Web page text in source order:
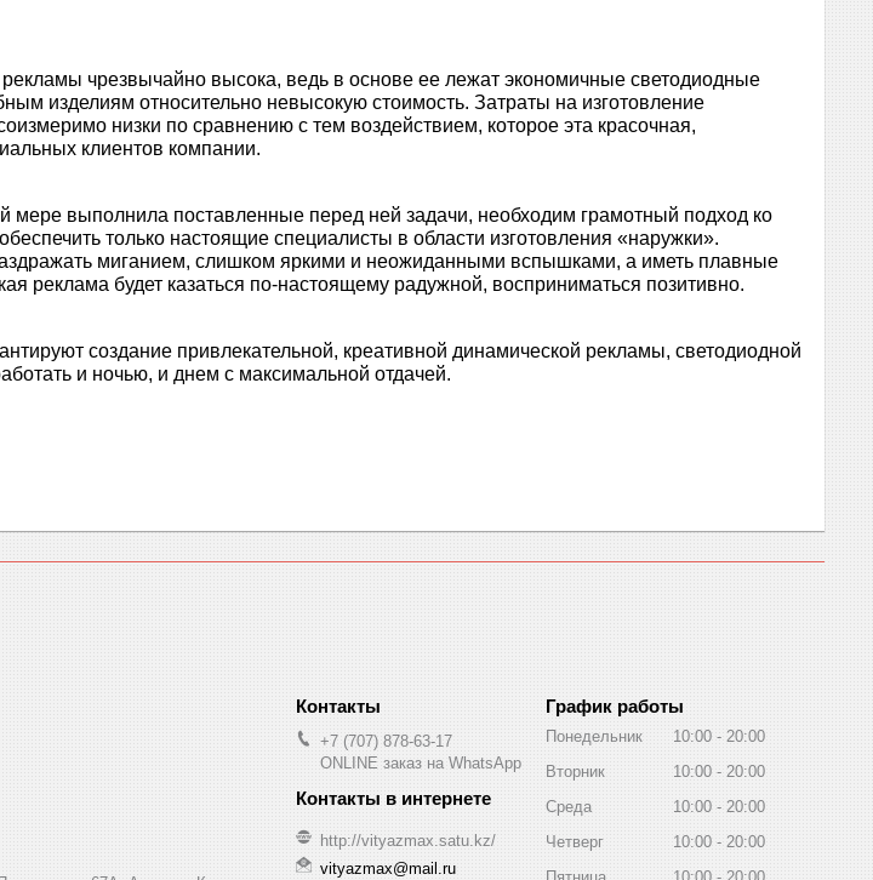
чрезвычайно высока, ведь в основе ее лежат экономичные светодиодные
изделиям относительно невысокую стоимость. Затраты на изготовление
низки по сравнению с тем воздействием, которое эта красочная,
клиентов компании.
мере выполнила поставленные перед ней задачи, необходим грамотный подход ко
только настоящие специалисты в области изготовления «наружки».
миганием, слишком яркими и неожиданными вспышками, а иметь плавные
реклама будет казаться по-настоящему радужной, восприниматься позитивно.
создание привлекательной, креативной динамической рекламы, светодиодной
и ночью, и днем с максимальной отдачей.
+7 (707) 878-63-17
ONLINE заказ на WhatsApp
http://vityazmax.satu.kz/
vityazmax@mail.ru
График работы
Понедельник 10:00
20:00
Вторник
10:00
20:00
Среда
10:00
20:00
Четверг
10:00
20:00